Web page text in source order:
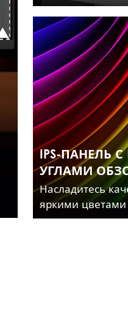
IPS-ПАНЕЛЬ
УГЛАМИ
Насладитесь
яркими цветами